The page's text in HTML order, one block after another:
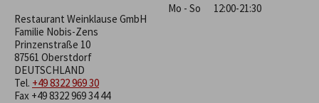
Restaurant Weinklause GmbH
Familie Nobis-Zens
Prinzenstraße 10
87561 Oberstdorf
DEUTSCHLAND
Tel. +49 8322 969 30
Fax +49 8322 969 34 44
Mo - So 12:00-21:30